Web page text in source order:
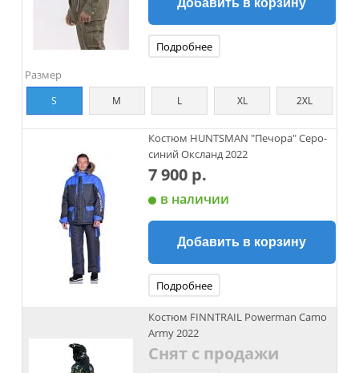
Добавить в корзину
Подробнее
Размер
S M L XL 2XL
Костюм HUNTSMAN "Печора" Серо-
синий Оксланд 2022
7 900 р.
в наличии
Добавить в корзину
Подробнее
Костюм FINNTRAIL Powerman Camo
Army 2022
Снят с продажи